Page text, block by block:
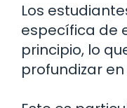
Los
específica de
principio, lo
profundizar